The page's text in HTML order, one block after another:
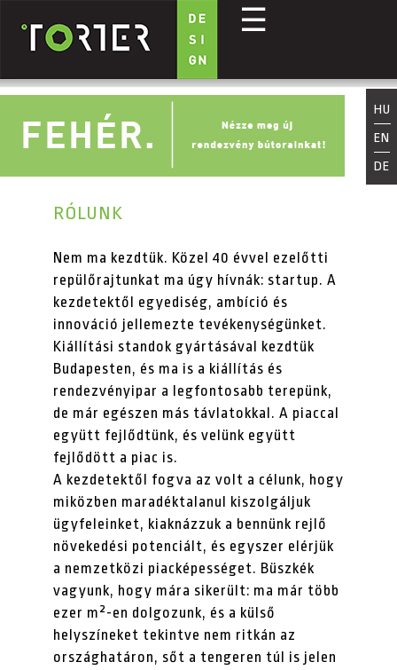
Ugrás a tartalomra
☰
HU
EN
DE
RÓLUNK
Nem ma kezdtük. Közel 40 évvel ezelőtti
repülőrajtunkat ma úgy hívnák: startup. A
kezdetektől egyediség, ambíció és
innováció jellemezte tevékenységünket.
Kiállítási standok gyártásával kezdtük
Budapesten, és ma is a kiállítás és
rendezvényipar a legfontosabb terepünk,
de már egészen más távlatokkal. A piaccal
együtt fejlődtünk, és velünk együtt
fejlődött a piac is.
A kezdetektől fogva az volt a célunk, hogy
miközben maradéktalanul kiszolgáljuk
ügyfeleinket, kiaknázzuk a bennünk rejlő
növekedési potenciált, és egyszer elérjük
a nemzetközi piacképességet. Büszkék
vagyunk, hogy mára sikerült: ma már több
ezer m²-en dolgozunk, és a külső
helyszíneket tekintve nem ritkán az
országhatáron, sőt a tengeren túl is jelen